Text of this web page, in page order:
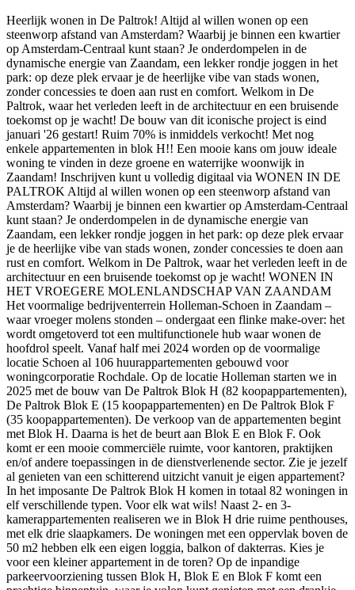
Heerlijk wonen in De Paltrok! Altijd al willen wonen op een
steenworp afstand van Amsterdam? Waarbij je binnen een kwartier
op Amsterdam-Centraal kunt staan? Je onderdompelen in de
dynamische energie van Zaandam, een lekker rondje joggen in het
park: op deze plek ervaar je de heerlijke vibe van stads wonen,
zonder concessies te doen aan rust en comfort. Welkom in De
Paltrok, waar het verleden leeft in de architectuur en een bruisende
toekomst op je wacht! De bouw van dit iconische project is eind
januari '26 gestart! Ruim 70% is inmiddels verkocht! Met nog
enkele appartementen in blok H!! Een mooie kans om jouw ideale
woning te vinden in deze groene en waterrijke woonwijk in
Zaandam! Inschrijven kunt u volledig digitaal via WONEN IN DE
PALTROK Altijd al willen wonen op een steenworp afstand van
Amsterdam? Waarbij je binnen een kwartier op Amsterdam-Centraal
kunt staan? Je onderdompelen in de dynamische energie van
Zaandam, een lekker rondje joggen in het park: op deze plek ervaar
je de heerlijke vibe van stads wonen, zonder concessies te doen aan
rust en comfort. Welkom in De Paltrok, waar het verleden leeft in de
architectuur en een bruisende toekomst op je wacht! WONEN IN
HET VROEGERE MOLENLANDSCHAP VAN ZAANDAM
Het voormalige bedrijventerrein Holleman-Schoen in Zaandam –
waar vroeger molens stonden – ondergaat een flinke make-over: het
wordt omgetoverd tot een multifunctionele hub waar wonen de
hoofdrol speelt. Vanaf half mei 2024 worden op de voormalige
locatie Schoen al 106 huurappartementen gebouwd voor
woningcorporatie Rochdale. Op de locatie Holleman starten we in
2025 met de bouw van De Paltrok Blok H (82 koopappartementen),
De Paltrok Blok E (15 koopappartementen) en De Paltrok Blok F
(35 koopappartementen). De verkoop van de appartementen begint
met Blok H. Daarna is het de beurt aan Blok E en Blok F. Ook
komt er een mooie commerciële ruimte, voor kantoren, praktijken
en/of andere toepassingen in de dienstverlenende sector. Zie je jezelf
al genieten van een schitterend uitzicht vanuit je eigen appartement?
In het imposante De Paltrok Blok H komen in totaal 82 woningen in
elf verschillende typen. Voor elk wat wils! Naast 2- en 3-
kamerappartementen realiseren we in Blok H drie ruime penthouses,
met elk drie slaapkamers. De woningen met een oppervlak boven de
50 m2 hebben elk een eigen loggia, balkon of dakterras. Kies je
voor een kleiner appartement in de toren? Op de inpandige
parkeervoorziening tussen Blok H, Blok E en Blok F komt een